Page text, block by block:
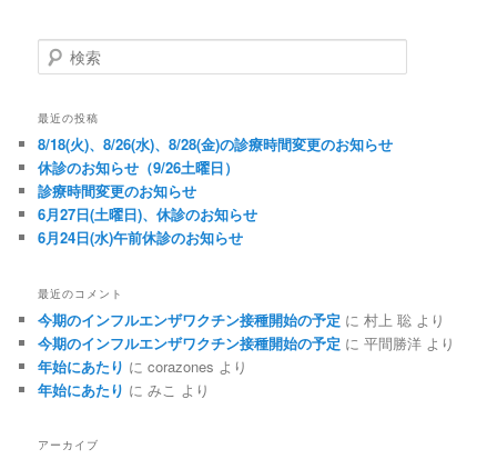
検索
最近の投稿
8/18(火)、8/26(水)、8/28(金)の診療時間変更のお知らせ
休診のお知らせ（9/26土曜日）
診療時間変更のお知らせ
6月27日(土曜日)、休診のお知らせ
6月24日(水)午前休診のお知らせ
最近のコメント
今期のインフルエンザワクチン接種開始の予定 に村上 聡 より
今期のインフルエンザワクチン接種開始の予定 に平間勝洋 より
年始にあたり にcorazones より
年始にあたり にみこ より
アーカイブ